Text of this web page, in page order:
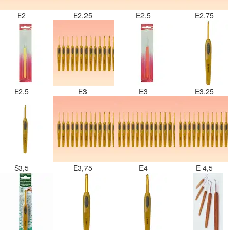
E2 E2,25 E2,5 E2,75
E2,5 E3 E3 E3,25
S3,5 E3,75 E4 E 4,5